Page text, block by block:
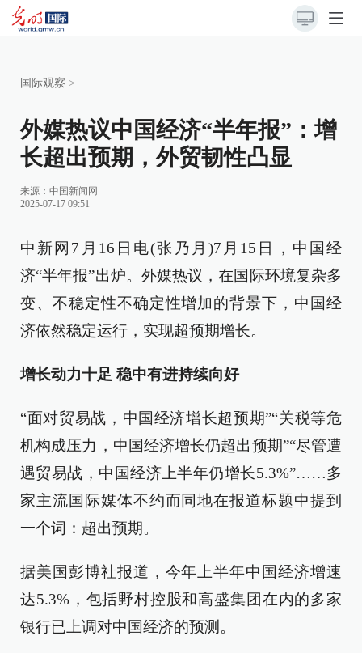
国际观察 >
外媒热议中国经济“半年报”：增
长超出预期，外贸韧性凸显
来源： 中国新闻网
2025-07-17 09:51
中新网7月16日电(张乃月)7月15日，中国经
济“半年报”出炉。外媒热议，在国际环境复杂多
变、不稳定性不确定性增加的背景下，中国经
济依然稳定运行，实现超预期增长。
增长动力十足 稳中有进持续向好
“面对贸易战，中国经济增长超预期”“关税等危
机构成压力，中国经济增长仍超出预期”“尽管遭
遇贸易战，中国经济上半年仍增长5.3%”……多
家主流国际媒体不约而同地在报道标题中提到
一个词：超出预期。
据美国彭博社报道，今年上半年中国经济增速
达5.3%，包括野村控股和高盛集团在内的多家
银行已上调对中国经济的预测。